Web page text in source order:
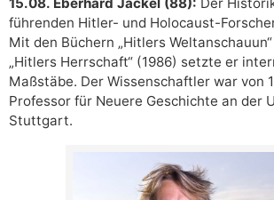
führenden Hitler- und Holocaust-
Mit den Büchern „Hitlers
„Hitlers Herrschaft“ (1986) setzte er
Maßstäbe. Der Wissenschaftler war von
Professor für Neuere Geschichte an der
Stuttgart.